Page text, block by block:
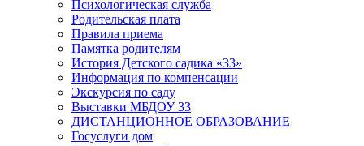
Психологическая служба
Родительская плата
Правила приема
Памятка родителям
История Детского садика «33»
Информация по компенсации
Экскурсия по саду
Выставки МБДОУ 33
ДИСТАНЦИОННОЕ ОБРАЗОВАНИЕ
Госуслуги дом